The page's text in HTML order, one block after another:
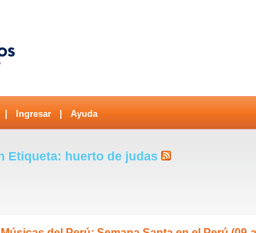
Ingresar Ayuda
Etiqueta: huerto de judas